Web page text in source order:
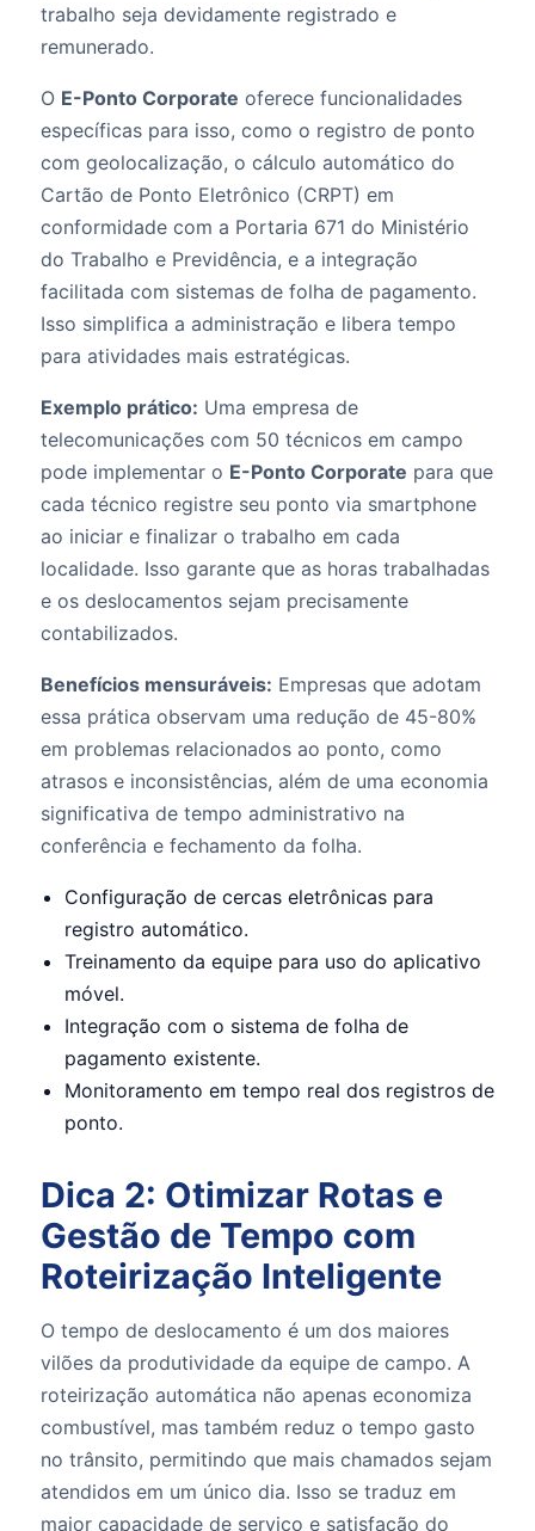
trabalho seja devidamente registrado e
remunerado.
O E-Ponto Corporate oferece funcionalidades
específicas para isso, como o registro de ponto
com geolocalização, o cálculo automático do
Cartão de Ponto Eletrônico (CRPT) em
conformidade com a Portaria 671 do Ministério
do Trabalho e Previdência, e a integração
facilitada com sistemas de folha de pagamento.
Isso simplifica a administração e libera tempo
para atividades mais estratégicas.
Exemplo prático: Uma empresa de
telecomunicações com 50 técnicos em campo
pode implementar o E-Ponto Corporate para que
cada técnico registre seu ponto via smartphone
ao iniciar e finalizar o trabalho em cada
localidade. Isso garante que as horas trabalhadas
e os deslocamentos sejam precisamente
contabilizados.
Benefícios mensuráveis: Empresas que adotam
essa prática observam uma redução de 45-80%
em problemas relacionados ao ponto, como
atrasos e inconsistências, além de uma economia
significativa de tempo administrativo na
conferência e fechamento da folha.
Configuração de cercas eletrônicas para
registro automático.
Treinamento da equipe para uso do aplicativo
móvel.
Integração com o sistema de folha de
pagamento existente.
Monitoramento em tempo real dos registros de
ponto.
Dica 2: Otimizar Rotas e
Gestão de Tempo com
Roteirização Inteligente
O tempo de deslocamento é um dos maiores
vilões da produtividade da equipe de campo. A
roteirização automática não apenas economiza
combustível, mas também reduz o tempo gasto
no trânsito, permitindo que mais chamados sejam
atendidos em um único dia. Isso se traduz em
maior capacidade de serviço e satisfação do